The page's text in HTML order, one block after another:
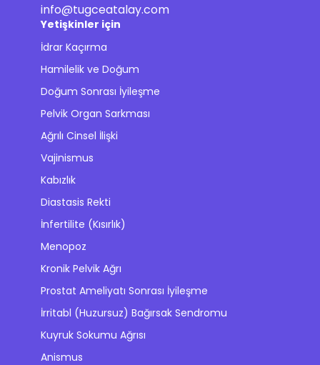
info@tugceatalay.com
Yetişkinler için
İdrar Kaçırma
Hamilelik ve Doğum
Doğum Sonrası İyileşme
Pelvik Organ Sarkması
Ağrılı Cinsel İlişki
Vajinismus
Kabızlık
Diastasis Rekti
İnfertilite (Kısırlık)
Menopoz
Kronik Pelvik Ağrı
Prostat Ameliyatı Sonrası İyileşme
İrritabl (Huzursuz) Bağırsak Sendromu
Kuyruk Sokumu Ağrısı
Anismus